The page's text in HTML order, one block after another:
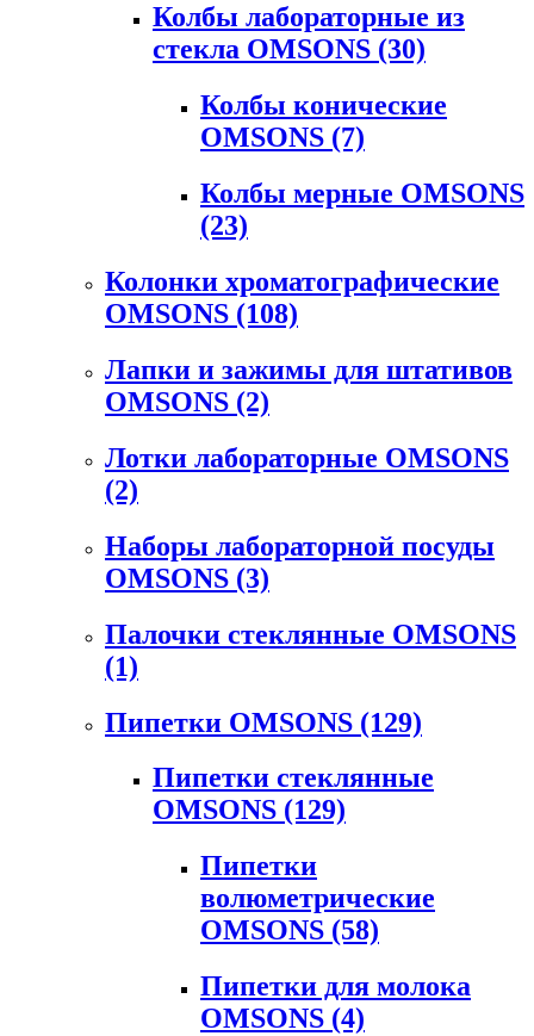
Колбы лабораторные из
стекла OMSONS (30)
Колбы конические
OMSONS (7)
Колбы мерные OMSONS
(23)
Колонки хроматографические
OMSONS (108)
Лапки и зажимы для штативов
OMSONS (2)
Лотки лабораторные OMSONS
(2)
Наборы лабораторной посуды
OMSONS (3)
Палочки стеклянные OMSONS
(1)
Пипетки OMSONS (129)
Пипетки стеклянные
OMSONS (129)
Пипетки
волюметрические
OMSONS (58)
Пипетки для молока
OMSONS (4)